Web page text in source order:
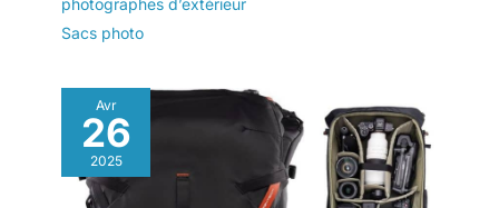
photographes d’extérieur
Sacs photo
Avr
26
2025